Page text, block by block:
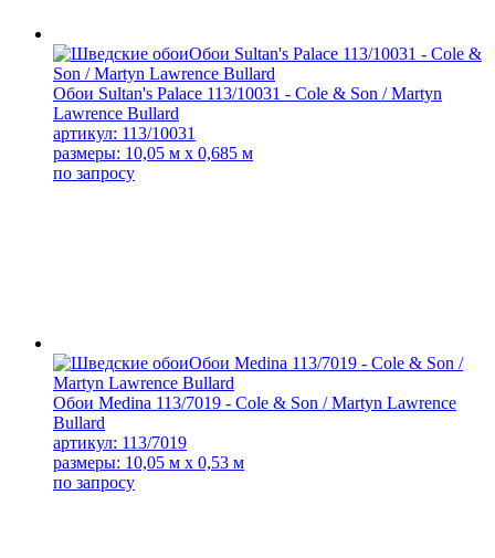
Обои Sultan's Palace 113/10031 - Cole & Son / Martyn
Lawrence Bullard
артикул: 113/10031
размеры: 10,05 м x 0,685 м
по запросу
Обои Medina 113/7019 - Cole & Son / Martyn Lawrence
Bullard
артикул: 113/7019
размеры: 10,05 м x 0,53 м
по запросу